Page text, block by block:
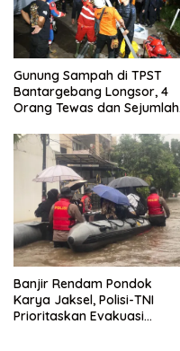
Gunung Sampah di TPST
Bantargebang Longsor, 4
Orang Tewas dan Sejumlah
Banjir Rendam Pondok
Karya Jaksel, Polisi-TNI
Prioritaskan Evakuasi